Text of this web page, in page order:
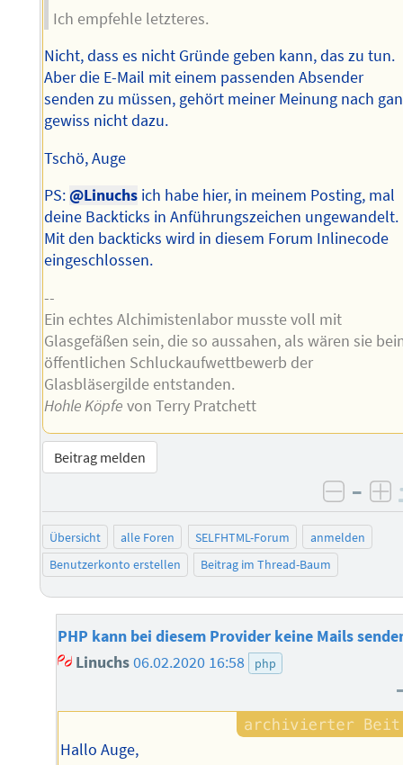
Ich empfehle letzteres.
Nicht, dass es nicht Gründe geben kann, das zu tun.
Aber die E-Mail mit einem passenden Absender
senden zu müssen, gehört meiner Meinung nach
gewiss nicht dazu.
Tschö, Auge
PS:@Linuchs ich habe hier, in meinem Posting, mal
deine Backticks in Anführungszeichen ungewandelt.
Mit den backticks wird in diesem Forum Inlinecode
eingeschlossen.
--
Ein echtes Alchimistenlabor musste voll mit
Glasgefäßen sein, die so aussahen, als wären sie
öffentlichen Schluckaufwettbewerb der
Glasbläsergilde entstanden.
Hohle Köpfe von Terry Pratchett
Beitrag melden
–
Übersicht alle Foren SELFHTML-Forum
anmelden
Benutzerkonto erstellen
Beitrag im Thread-Baum
PHP kann bei diesem Provider keine Mails
Linuchs06.02.2020 16:58 php
Hallo Auge,